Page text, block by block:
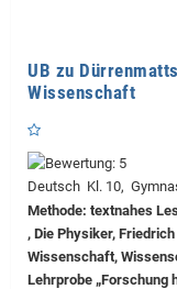
UB zu
Wissenschaft
Deutsch Kl. 10,
Methode: textnahes
, Die Physiker,
Wissenschaft,
Lehrprobe „Forschung